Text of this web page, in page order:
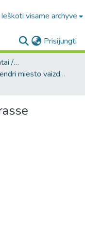
Ieškoti visame archyve
Prisijungti
4.3. Vaizdiniai dokumentai / Visual documents
Vilnius. Bendri miesto vaizdai : miesto ir jo apylinkių fotografinių atvirukų rinkinys